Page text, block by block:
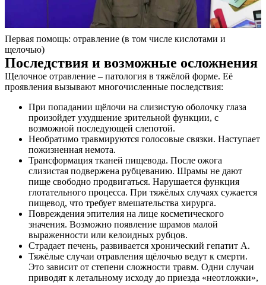
Первая помощь: отравление (в том числе кислотами и
щелочью)
Последствия и возможные осложнения
Щелочное отравление – патология в тяжёлой форме. Её
проявления вызывают многочисленные последствия:
При попадании щёлочи на слизистую оболочку глаза
произойдет ухудшение зрительной функции, с
возможной последующей слепотой.
Необратимо травмируются голосовые связки. Наступает
пожизненная немота.
Трансформация тканей пищевода. После ожога
слизистая подвержена рубцеванию. Шрамы не дают
пище свободно продвигаться. Нарушается функция
глотательного процесса. При тяжёлых случаях сужается
пищевод, что требует вмешательства хирурга.
Повреждения эпителия на лице косметического
значения. Возможно появление шрамов малой
выраженности или келоидных рубцов.
Страдает печень, развивается хронический гепатит А.
Тяжёлые случаи отравления щёлочью ведут к смерти.
Это зависит от степени сложности травм. Одни случаи
приводят к летальному исходу до приезда «неотложки»,